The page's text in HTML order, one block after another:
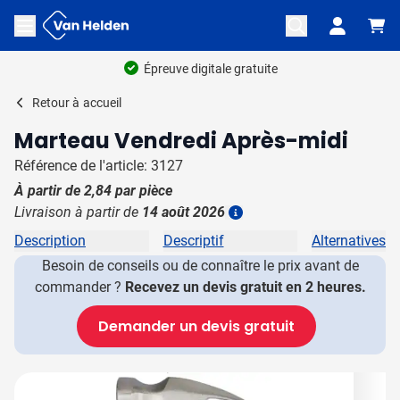
Aller au contenu
Ouvrir le menu
Épreuve digitale gratuite
Retour à accueil
Marteau Vendredi Après-midi
Référence de l'article: 3127
À partir de 2,84 par pièce
Livraison à partir de 14 août 2026
Description Descriptif
Alternatives
Besoin de conseils ou de connaître le prix avant de
commander ? Recevez un devis gratuit en 2 heures.
Demander un devis gratuit
Image principale
Cliquez pour voir l'image en plein écran